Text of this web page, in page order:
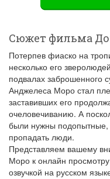
Сюжет фильма
Потерпев фиаско на
несколько его
подвалах заброшенного
Анджелеса Моро стал
заставивших его
очеловечиванию. А
были нужны подопытные,
пропадать люди.
Представляем вашему
Моро к онлайн
озвучкой на русском